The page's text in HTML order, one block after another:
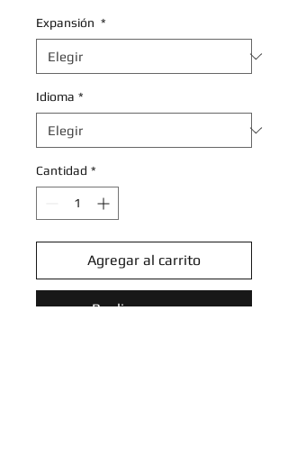
Expansión *
Idioma *
Cantidad *
Agregar al carrito
Realizar compra